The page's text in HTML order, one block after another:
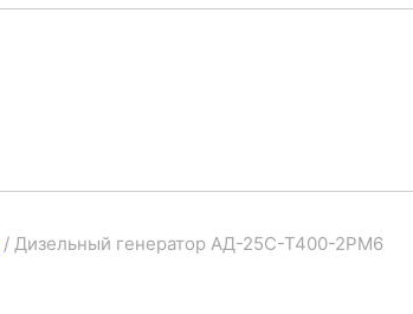
/ Дизельный генератор АД-25С-Т400-2РМ6